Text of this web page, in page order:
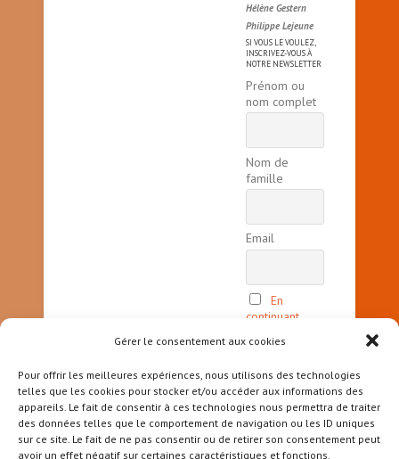
Gérer le consentement aux cookies
Pour offrir les meilleures expériences, nous utilisons des technologies
telles que les cookies pour stocker et/ou accéder aux informations des
appareils. Le fait de consentir à ces technologies nous permettra de traiter
des données telles que le comportement de navigation ou les ID uniques
sur ce site. Le fait de ne pas consentir ou de retirer son consentement peut
avoir un effet négatif sur certaines caractéristiques et fonctions.
Hélène Gestern
Philippe Lejeune
SI VOUS LE VOULEZ,
INSCRIVEZ-VOUS À
NOTRE NEWSLETTER
Prénom ou
nom complet
Nom de
famille
Email
En
continuant,
la politique
confidentialité